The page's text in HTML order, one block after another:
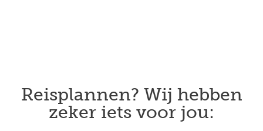
Reisplannen? Wij hebben
zeker iets voor jou: